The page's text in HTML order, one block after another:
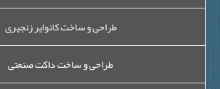
طراحی و ساخت کانوایر زنجیری
طراحی و ساخت داکت صنعتی